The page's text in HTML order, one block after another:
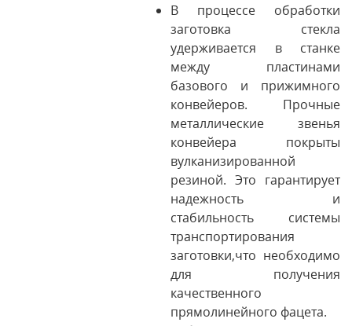
В процессе обработки
заготовка стекла
удерживается в станке
между пластинами
базового и прижимного
конвейеров. Прочные
металлические звенья
конвейера покрыты
вулканизированной
резиной. Это гарантирует
надежность и
стабильность системы
транспортирования
заготовки,что необходимо
для получения
качественного
прямолинейного фацета.